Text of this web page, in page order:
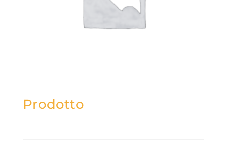
Prodotto